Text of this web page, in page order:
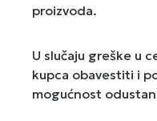
proizvoda.
U slučaju greške u
kupca obavestiti i
mogućnost